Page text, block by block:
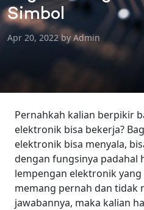
Simbol
Apr 20, 2022 by Admin
Pernahkah kalian berpikir
elektronik bisa bekerja?
elektronik bisa menyala,
dengan fungsinya padahal
lempengan elektronik
memang pernah dan tidak
jawabannya, maka kalian